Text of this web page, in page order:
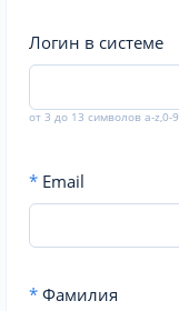
Логин в системе
от 3 до 13 символов a-z,0-9
* Email
* Фамилия